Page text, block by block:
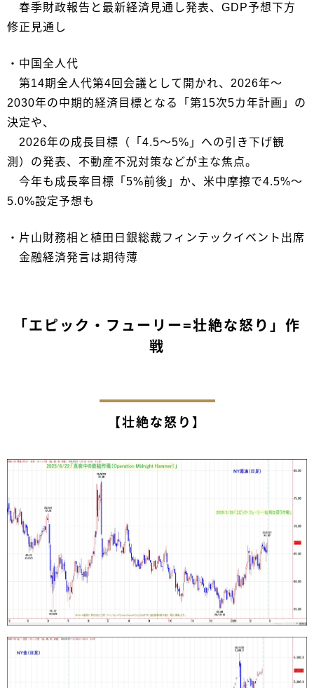
春季財政報告と最新経済見通し発表、GDP予想下方
修正見通し
・中国全人代
第14期全人代第4回会議として開かれ、2026年〜
2030年の中期的経済目標となる「第15次5カ年計画」の
決定や、
2026年の成長目標（「4.5〜5%」への引き下げ観
測）の発表、不動産不況対策などが主な焦点。
今年も成長率目標「5%前後」か、米中摩擦で4.5%～
5.0%設定予想も
・片山財務相と植田日銀総裁フィンテックイベント出席
金融経済発言は期待薄
「エピック・フューリー=壮絶な怒り」作
戦
【壮絶な怒り】